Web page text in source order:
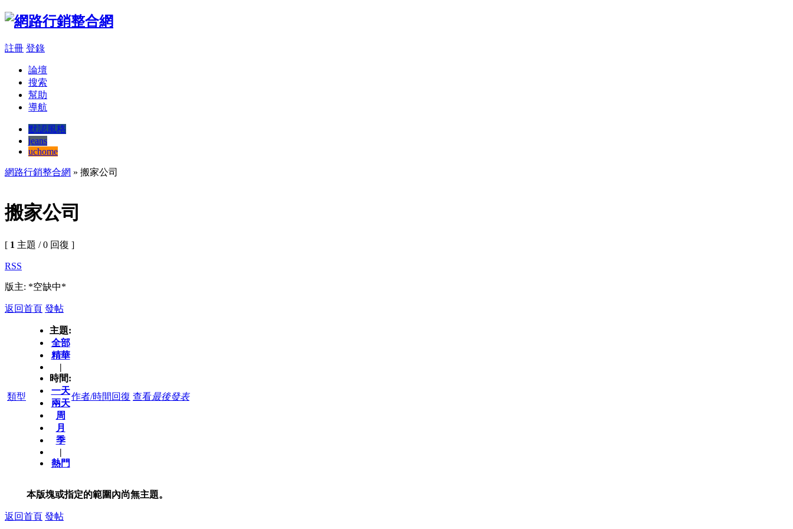
註冊 登錄
論壇
搜索
幫助
導航
默認風格
jeans
uchome
網路行銷整合網 » 搬家公司
搬家公司
[ 1 主題 / 0 回復 ]
RSS
版主: *空缺中*
返回首頁 發帖
類型
主題:
全部
精華
|
時間:
一天
兩天
周
月
季
|
熱門
作者/時間 回復 查看最後發表
本版塊或指定的範圍內尚無主題。
返回首頁 發帖